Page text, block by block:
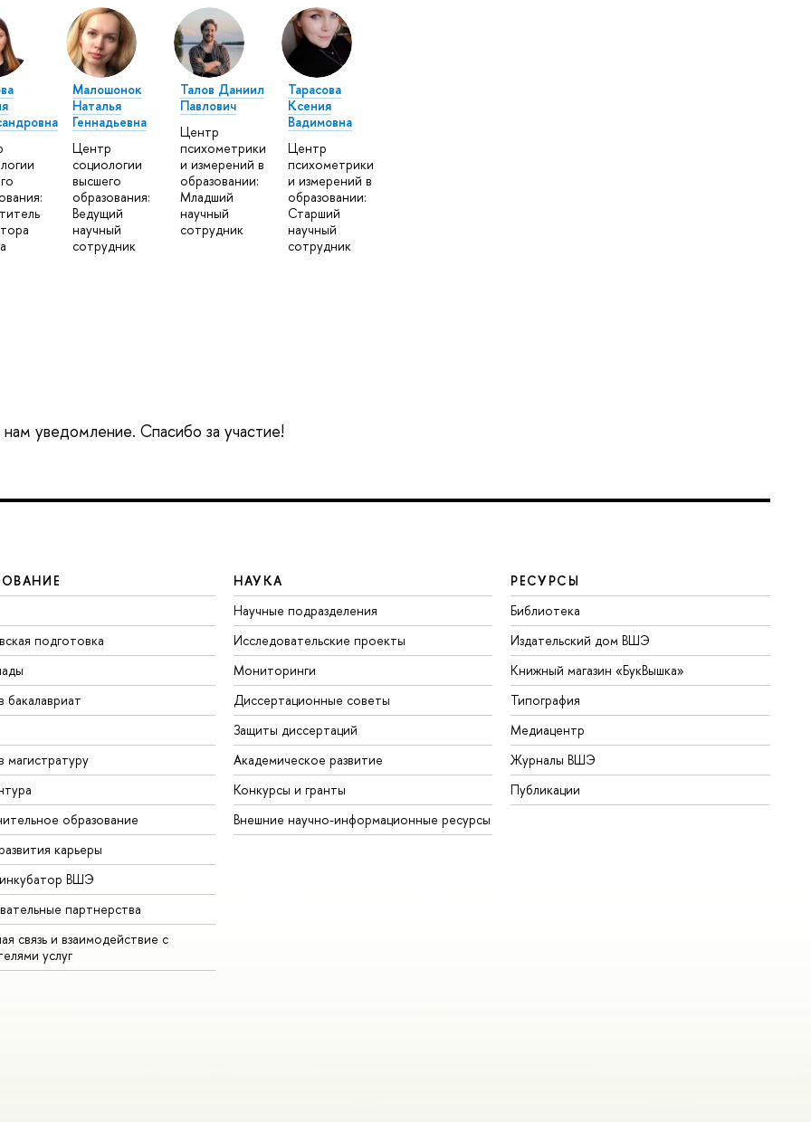
Малошонок
Наталья
Геннадьевна
Центр
социологии
высшего
образования:
Ведущий
научный
сотрудник
Талов Даниил
Павлович
Центр
психометрики
и измерений в
образовании:
Младший
научный
сотрудник
Тарасова
Ксения
Вадимовна
Центр
психометрики
и измерений в
образовании:
Старший
научный
сотрудник
уведомление. Спасибо за участие!
подготовка
бакалавриат
магистратуру
образование
карьеры
ВШЭ
партнерства
связь и взаимодействие с
услуг
НАУКА
Научные подразделения
Исследовательские проекты
Мониторинги
Диссертационные советы
Защиты диссертаций
Академическое развитие
Конкурсы и гранты
Внешние научно-информационные ресурсы
РЕСУРСЫ
Библиотека
Издательский дом ВШЭ
Книжный магазин «БукВышка»
Типография
Медиацентр
Журналы ВШЭ
Публикации